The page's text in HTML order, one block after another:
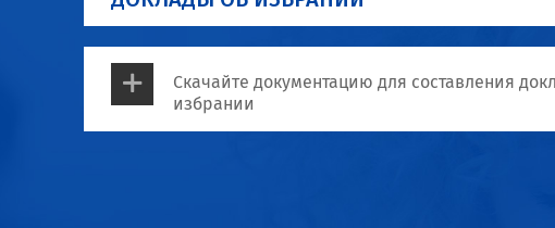
Скачайте документацию для составления
избрании